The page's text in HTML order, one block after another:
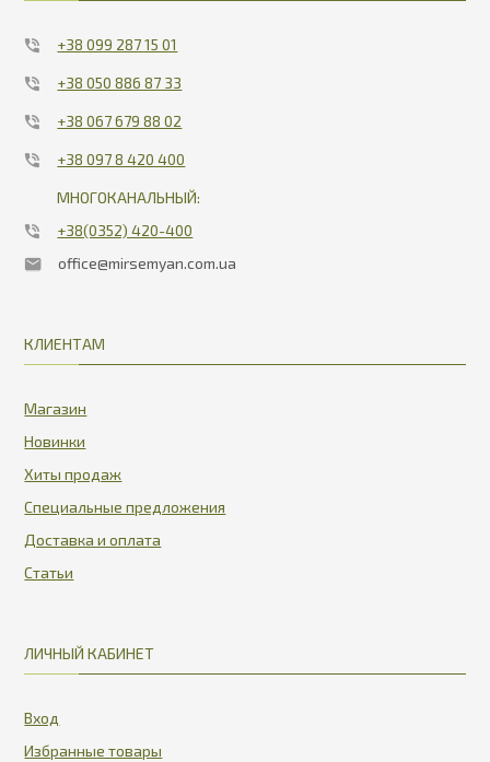
+38 099 287 15 01
+38 050 886 87 33
+38 067 679 88 02
+38 097 8 420 400
МНОГОКАНАЛЬНЫЙ:
+38(0352) 420-400
office@mirsemyan.com.ua
КЛИЕНТАМ
Магазин
Новинки
Хиты продаж
Специальные предложения
Доставка и оплата
Статьи
ЛИЧНЫЙ КАБИНЕТ
Вход
Избранные товары